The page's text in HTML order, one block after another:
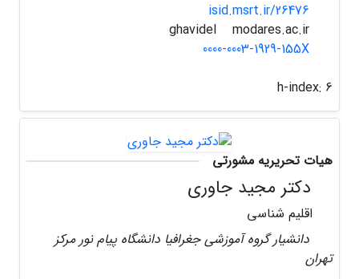
isid.msrt.ir/26476
modares.ac.ir
0000-0003-1929-155X
h-index: 6
هیات تحریریه مشورتی
دکتر مجید جاوری
اقلیم شناسی
دانشیار گروه آموزشی جغرافیا دانشگاه پیام نور مرکز
تهران